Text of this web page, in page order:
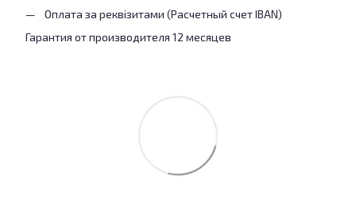
Оплата за реквізитами (Расчетный счет IBAN)
Гарантия от производителя 12 месяцев